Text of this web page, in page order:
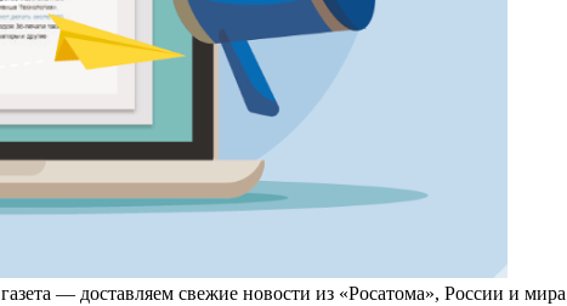
— доставляем свежие новости из «Росатома», России и